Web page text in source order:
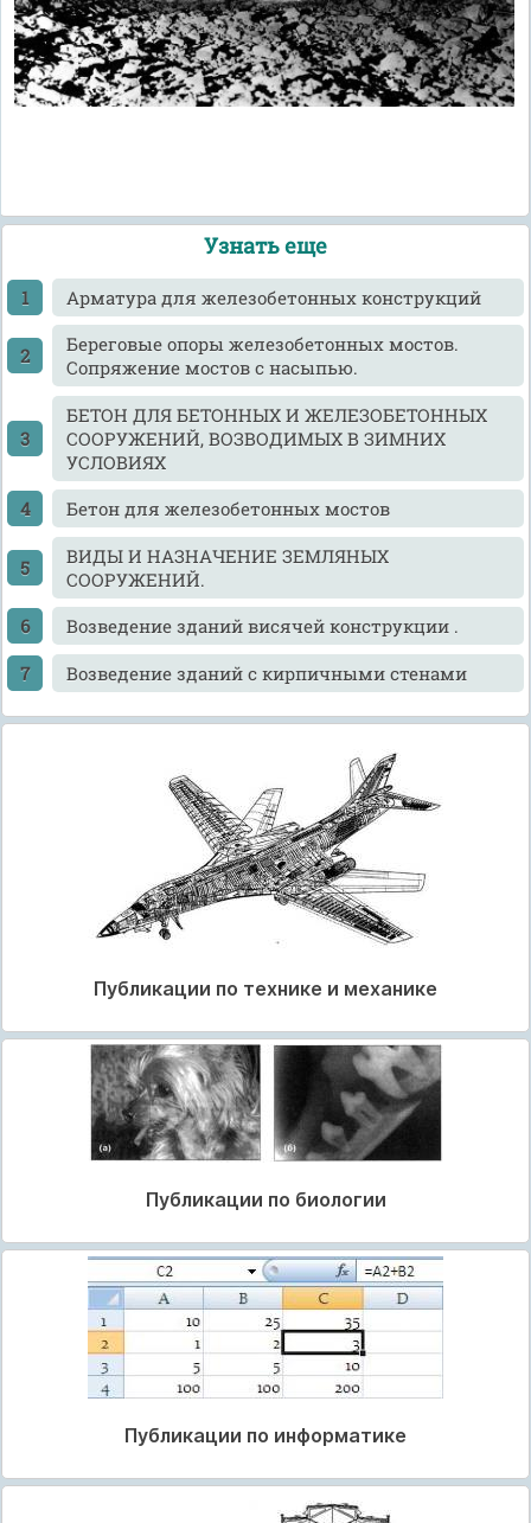
Узнать еще
Арматура для железобетонных конструкций
Береговые опоры железобетонных мостов.
Сопряжение мостов с насыпью.
БЕТОН ДЛЯ БЕТОННЫХ И ЖЕЛЕЗОБЕТОННЫХ
СООРУЖЕНИЙ, ВОЗВОДИМЫХ В ЗИМНИХ
УСЛОВИЯХ
Бетон для железобетонных мостов
ВИДЫ И НАЗНАЧЕНИЕ ЗЕМЛЯНЫХ
СООРУЖЕНИЙ.
Возведение зданий висячей конструкции .
Возведение зданий с кирпичными стенами
Публикации по технике и механике
Публикации по биологии
Публикации по информатике